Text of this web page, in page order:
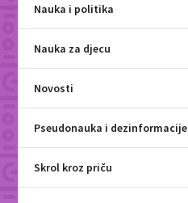
Nauka i politika
Nauka za djecu
Novosti
Pseudonauka i dezinformacije
Skrol kroz priču